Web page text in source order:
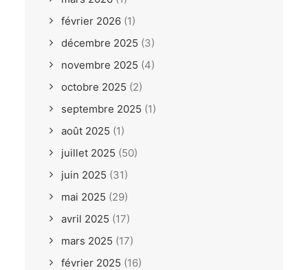
février 2026 (1)
décembre 2025 (3)
novembre 2025 (4)
octobre 2025 (2)
septembre 2025 (1)
août 2025 (1)
juillet 2025 (50)
juin 2025 (31)
mai 2025 (29)
avril 2025 (17)
mars 2025 (17)
février 2025 (16)